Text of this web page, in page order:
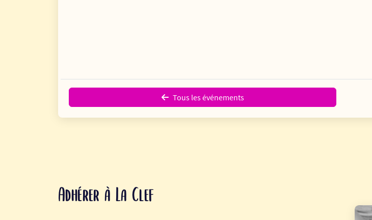
Tous les événements
Adhérer à La Clef